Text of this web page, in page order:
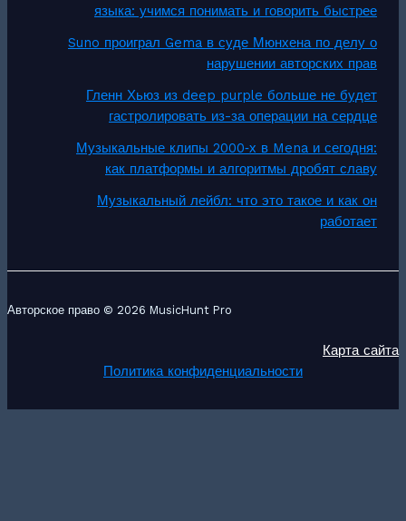
языка: учимся понимать и говорить быстрее
Suno проиграл Gema в суде Мюнхена по делу о
нарушении авторских прав
Гленн Хьюз из deep purple больше не будет
гастролировать из-за операции на сердце
Музыкальные клипы 2000‑х в Mena и сегодня:
как платформы и алгоритмы дробят славу
Музыкальный лейбл: что это такое и как он
работает
Авторское право © 2026 MusicHunt Pro
Карта сайта
Политика конфиденциальности